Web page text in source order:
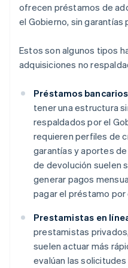
ofrecen préstamos de
el Gobierno, sin garantías
Estos son algunos tipos
adquisiciones no
Préstamos
tener una estructura
respaldados por el
requieren perfiles de
garantías y aportes
de devolución suelen
generar pagos
pagar el préstamo
Prestamistas en
prestamistas
suelen actuar más
evalúan las